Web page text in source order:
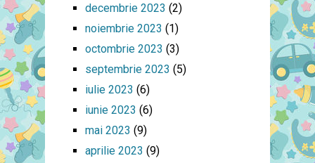
decembrie 2023 (2)
noiembrie 2023 (1)
octombrie 2023 (3)
septembrie 2023 (5)
iulie 2023 (6)
iunie 2023 (6)
mai 2023 (9)
aprilie 2023 (9)